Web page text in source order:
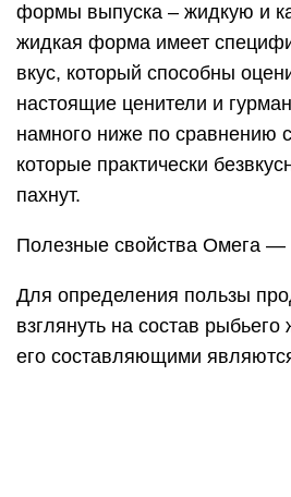
формы выпуска – жидкую и
жидкая форма имеет
вкус, который способны
настоящие ценители и
намного ниже по сравнению
которые практически
пахнут.
Полезные свойства Омега —
Для определения пользы
взглянуть на состав
его составляющими